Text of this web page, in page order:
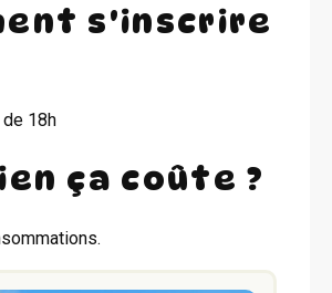
s'inscrire
18h
ça coûte ?